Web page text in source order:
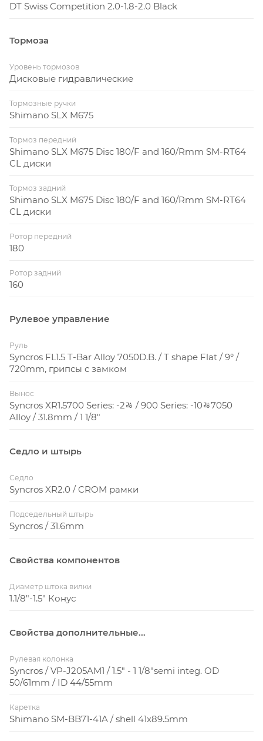
DT Swiss Competition 2.0-1.8-2.0 Black
Тормоза
Уровень тормозов
Дисковые гидравлические
Тормозные ручки
Shimano SLX M675
Тормоз передний
Shimano SLX M675 Disc 180/F and 160/Rmm SM-RT64
CL диски
Тормоз задний
Shimano SLX M675 Disc 180/F and 160/Rmm SM-RT64
CL диски
Ротор передний
180
Ротор задний
160
Рулевое управление
Руль
Syncros FL1.5 T-Bar Alloy 7050D.B. / T shape Flat / 9° /
720mm, грипсы с замком
Вынос
Syncros XR1.5700 Series: -2ﾰ / 900 Series: -10ﾰ7050
Alloy / 31.8mm / 1 1/8"
Седло и штырь
Седло
Syncros XR2.0 / CROM рамки
Подседельный штырь
Syncros / 31.6mm
Свойства компонентов
Диаметр штока вилки
1.1/8"-1.5" Конус
Свойства дополнительные...
Рулевая колонка
Syncros / VP-J205AM1 / 1.5" - 1 1/8"semi integ. OD
50/61mm / ID 44/55mm
Каретка
Shimano SM-BB71-41A / shell 41x89.5mm